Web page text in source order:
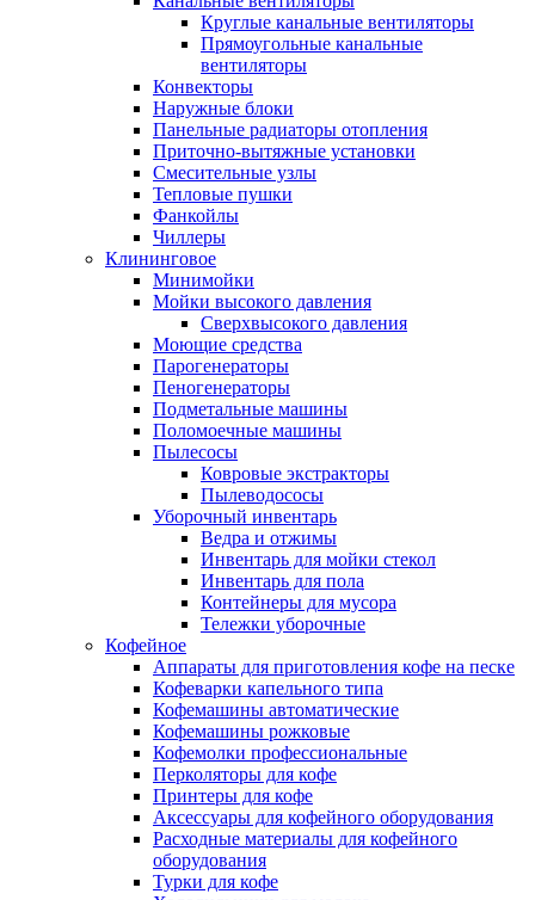
Круглые канальные вентиляторы
Прямоугольные канальные
вентиляторы
Конвекторы
Наружные блоки
Панельные радиаторы отопления
Приточно-вытяжные установки
Смесительные узлы
Тепловые пушки
Фанкойлы
Чиллеры
Клининговое
Минимойки
Мойки высокого давления
Сверхвысокого давления
Моющие средства
Парогенераторы
Пеногенераторы
Подметальные машины
Поломоечные машины
Пылесосы
Ковровые экстракторы
Пылеводососы
Уборочный инвентарь
Ведра и отжимы
Инвентарь для мойки стекол
Инвентарь для пола
Контейнеры для мусора
Тележки уборочные
Кофейное
Аппараты для приготовления кофе на песке
Кофеварки капельного типа
Кофемашины автоматические
Кофемашины рожковые
Кофемолки профессиональные
Перколяторы для кофе
Принтеры для кофе
Аксессуары для кофейного оборудования
Расходные материалы для кофейного
оборудования
Турки для кофе